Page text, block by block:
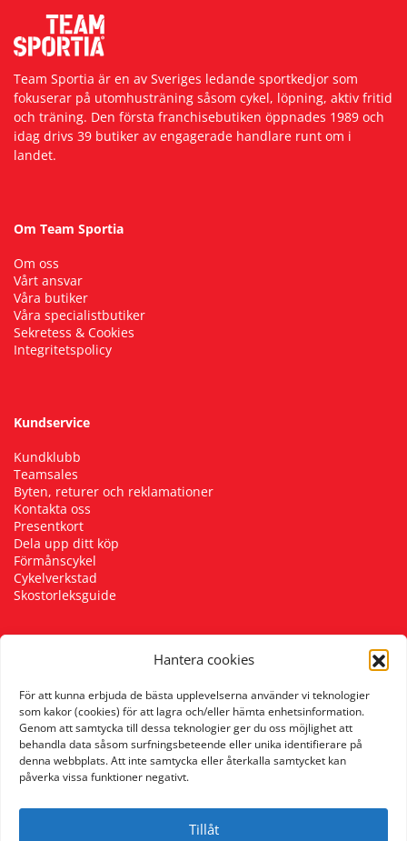
Hantera cookies
För att kunna erbjuda de bästa upplevelserna använder vi teknologier
som kakor (cookies) för att lagra och/eller hämta enhetsinformation.
Genom att samtycka till dessa teknologier ger du oss möjlighet att
behandla data såsom surfningsbeteende eller unika identifierare på
denna webbplats. Att inte samtycka eller återkalla samtycket kan
påverka vissa funktioner negativt.
Tillåt
Team Sportia är en av Sveriges ledande sportkedjor som
fokuserar på utomhusträning såsom cykel, löpning, aktiv fritid
och träning. Den första franchisebutiken öppnades 1989 och
idag drivs 39 butiker av engagerade handlare runt om i
landet.
Om Team Sportia
Om oss
Vårt ansvar
Våra butiker
Våra specialistbutiker
Sekretess & Cookies
Integritetspolicy
Kundservice
Kundklubb
Teamsales
Byten, returer och reklamationer
Kontakta oss
Presentkort
Dela upp ditt köp
Förmånscykel
Cykelverkstad
Skostorleksguide